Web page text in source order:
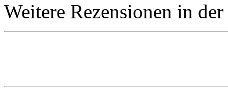
Weitere Rezensionen in